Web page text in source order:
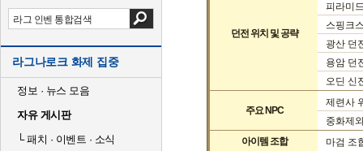
라그나로크 화제 집중
정보 · 뉴스 모음
자유 게시판
└패치 · 이벤트 · 소식
던전 위치 및 공략
피라미
스핑크
광산 던
용암 던
오딘 신
주요 NPC
제련사
중화제
아이템 조합
마검 조